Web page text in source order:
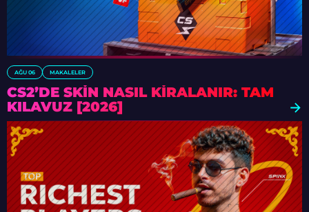
AĞU 06 MAKALELER
CS2’DE SKIN NASIL KIRALANIR: TAM
KILAVUZ [2026]